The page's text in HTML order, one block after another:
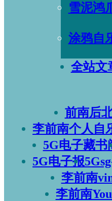
雪泥鸿
涂鸦自
全站文
前南后
李前南个人自
5G电子藏书
5G电子报
李前南
李前南